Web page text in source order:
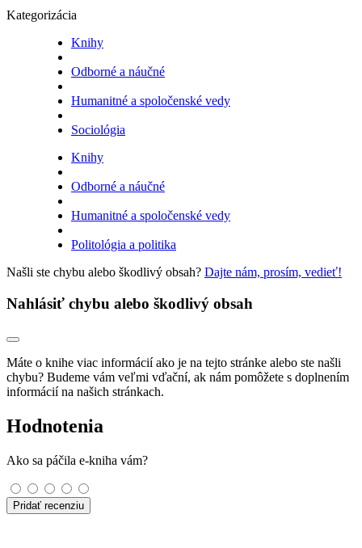
Kategorizácia
Knihy
Odborné a náučné
Humanitné a spoločenské vedy
Sociológia
Knihy
Odborné a náučné
Humanitné a spoločenské vedy
Politológia a politika
Našli ste chybu alebo škodlivý obsah? Dajte nám, prosím, vedieť!
Nahlásiť chybu alebo škodlivý obsah
Máte o knihe viac informácií ako je na tejto stránke alebo ste našli
chybu? Budeme vám veľmi vďační, ak nám pomôžete s doplnením
informácií na našich stránkach.
Hodnotenia
Ako sa páčila e-kniha vám?
Pridať recenziu